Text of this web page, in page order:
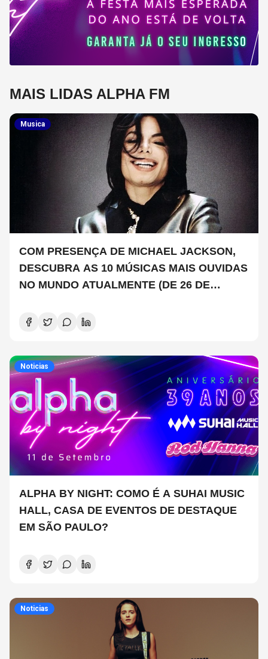
MAIS LIDAS ALPHA FM
Musica
COM PRESENÇA DE MICHAEL JACKSON,
DESCUBRA AS 10 MÚSICAS MAIS OUVIDAS
NO MUNDO ATUALMENTE (DE 26 DE
Noticias
ALPHA BY NIGHT: COMO É A SUHAI MUSIC
HALL, CASA DE EVENTOS DE DESTAQUE
EM SÃO PAULO?
Noticias